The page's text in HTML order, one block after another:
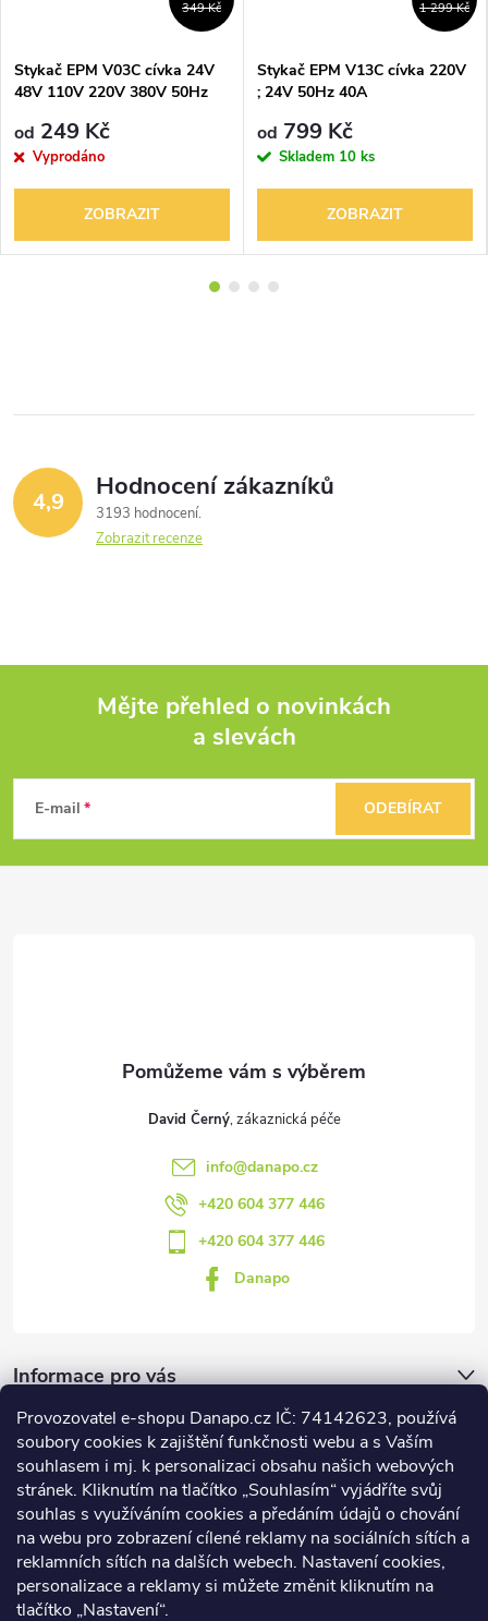
Provozovatel e-shopu Danapo.cz IČ: 74142623, používá
soubory cookies k zajištění funkčnosti webu a s Vaším
souhlasem i mj. k personalizaci obsahu našich webových
stránek. Kliknutím na tlačítko „Souhlasím“ vyjádříte svůj
souhlas s využíváním cookies a předáním údajů o chování
na webu pro zobrazení cílené reklamy na sociálních sítích a
reklamních sítích na dalších webech. Nastavení cookies,
personalizace a reklamy si můžete změnit kliknutím na
tlačítko „Nastavení“.
349 Kč
Stykač EPM V03C cívka 24V
48V 110V 220V 380V 50Hz
od 249 Kč
Vyprodáno
ZOBRAZIT
1 299 Kč
Stykač EPM V13C cívka 220V
; 24V 50Hz 40A
od 799 Kč
Skladem 10 ks
ZOBRAZIT
4,9 Hodnocení zákazníků
3193 hodnocení
Zobrazit recenze
p
Mějte přehled o novinkách
a slevách
E-mail ODEBÍRAT
David Černý
info@danapo.cz
+420 604 377 446
+420 604 377 446
Danapo
Informace pro vás
Dotazník
Co upřednosťnujete?
Počet hlasů:437
Facebook